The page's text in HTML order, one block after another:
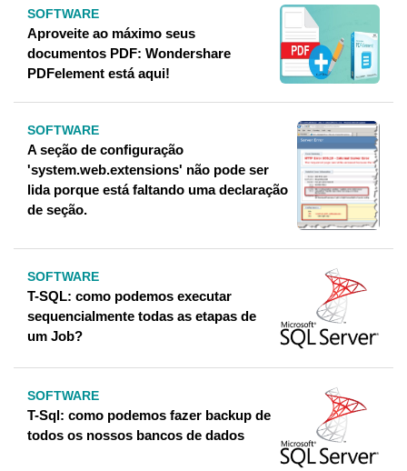
SOFTWARE
Aproveite ao máximo seus
documentos PDF: Wondershare
PDFelement está aqui!
SOFTWARE
A seção de configuração
'system.web.extensions' não pode ser
lida porque está faltando uma declaração
de seção.
SOFTWARE
T-SQL: como podemos executar
sequencialmente todas as etapas de
um Job?
SOFTWARE
T-Sql: como podemos fazer backup de
todos os nossos bancos de dados